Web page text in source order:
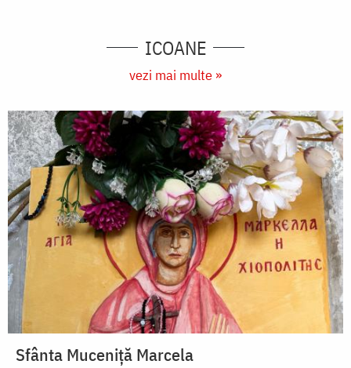
ICOANE
vezi mai multe »
Sfânta Muceniță Marcela